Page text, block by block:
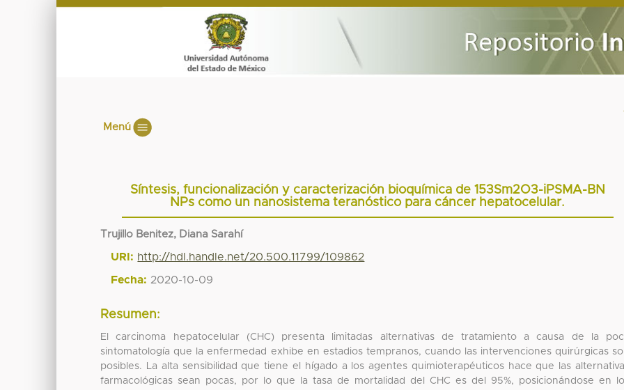
Menú
Síntesis, funcionalización y caracterización bioquímica de 153Sm2O3-iPSMA-BN
NPs como un nanosistema teranóstico para cáncer hepatocelular.
Trujillo Benitez, Diana Sarahí
URI: http://hdl.handle.net/20.500.11799/109862
Fecha: 2020-10-09
Resumen:
El carcinoma hepatocelular (CHC) presenta limitadas alternativas de tratamiento a causa de la
sintomatología que la enfermedad exhibe en estadios tempranos, cuando las intervenciones quirúrgicas
posibles. La alta sensibilidad que tiene el hígado a los agentes quimioterapéuticos hace que las
farmacológicas sean pocas, por lo que la tasa de mortalidad del CHC es del 95%, posicionándose en